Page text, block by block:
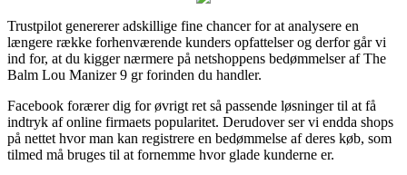
Trustpilot genererer adskillige fine chancer for at analysere en
længere række forhenværende kunders opfattelser og derfor går vi
ind for, at du kigger nærmere på netshoppens bedømmelser af The
Balm Lou Manizer 9 gr forinden du handler.
Facebook forærer dig for øvrigt ret så passende løsninger til at få
indtryk af online firmaets popularitet. Derudover ser vi endda shops
på nettet hvor man kan registrere en bedømmelse af deres køb, som
tilmed må bruges til at fornemme hvor glade kunderne er.